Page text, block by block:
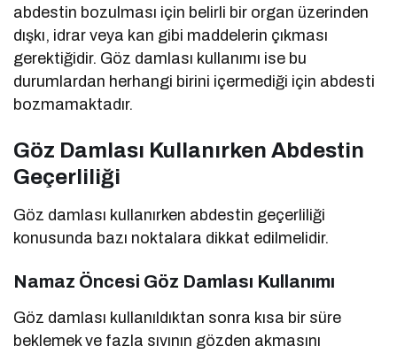
abdestin bozulması için belirli bir organ üzerinden
dışkı, idrar veya kan gibi maddelerin çıkması
gerektiğidir. Göz damlası kullanımı ise bu
durumlardan herhangi birini içermediği için abdesti
bozmamaktadır.
Göz Damlası Kullanırken Abdestin
Geçerliliği
Göz damlası kullanırken abdestin geçerliliği
konusunda bazı noktalara dikkat edilmelidir.
Namaz Öncesi Göz Damlası Kullanımı
Göz damlası kullanıldıktan sonra kısa bir süre
beklemek ve fazla sıvının gözden akmasını